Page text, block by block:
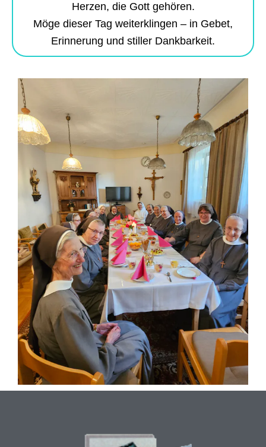
Herzen, die Gott gehören.
Möge dieser Tag weiterklingen – in Gebet,
Erinnerung und stiller Dankbarkeit.